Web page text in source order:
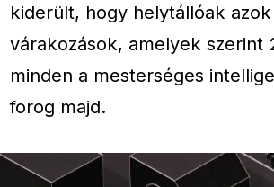
kiderült, hogy helytállóak azok
várakozások, amelyek szerint
minden a mesterséges
forog majd.